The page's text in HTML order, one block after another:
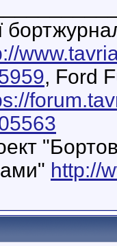
, Ford
http://